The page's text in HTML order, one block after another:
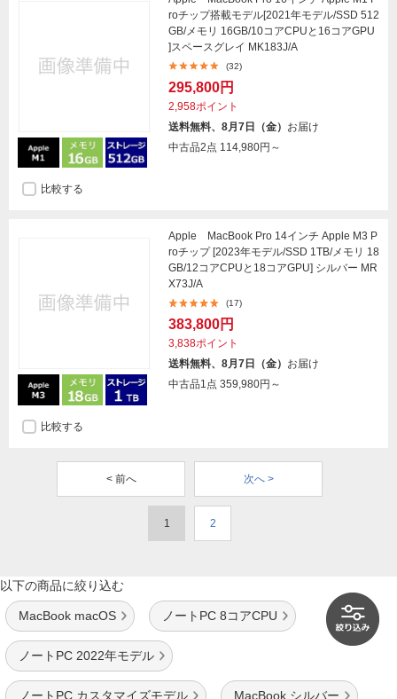
roチップ搭載モデル[2021年モデル/SSD 512
GB/メモリ 16GB/10コアCPUと16コアGPU
]スペースグレイ MK183J/A
(32)
295,800円
2,958ポイント
送料無料、8月7日（金） お届け
中古品2点 114,980円～
比較する
Apple MacBook Pro 14インチ Apple M3 P
roチップ [2023年モデル/SSD 1TB/メモリ 18
GB/12コアCPUと18コアGPU] シルバー MR
X73J/A
(17)
383,800円
3,838ポイント
送料無料、8月7日（金） お届け
中古品1点 359,980円～
比較する
< 前へ 次へ >
1 2
以下の商品に絞り込む
MacBook macOS ノートPC 8コアCPU
ノートPC 2022年モデル
ノートPC カスタマイズモデル MacBook シルバー